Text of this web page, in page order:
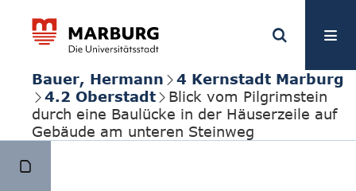
Bauer, Hermann
4 Kernstadt Marburg
4.2 Oberstadt
Blick vom Pilgrimstein
durch eine Baulücke in der Häuserzeile auf
Gebäude am unteren Steinweg